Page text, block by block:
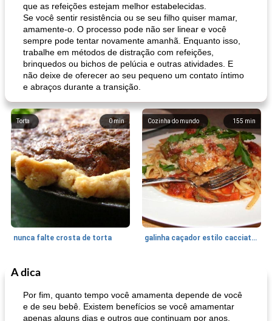
que as refeições estejam melhor estabelecidas.
Se você sentir resistência ou se seu filho quiser mamar,
amamente-o. O processo pode não ser linear e você
sempre pode tentar novamente amanhã. Enquanto isso,
trabalhe em métodos de distração com refeições,
brinquedos ou bichos de pelúcia e outras atividades. E
não deixe de oferecer ao seu pequeno um contato íntimo
e abraços durante a transição.
0min
Torta
nunca falte crosta de torta
155 min
Cozinha do mundo
galinha caçador estilo cacciatore
Feriados e Eventos
A dica
Por fim, quanto tempo você amamenta depende de você
e de seu bebê. Existem benefícios se você amamentar
apenas alguns dias e outros que continuam por anos,